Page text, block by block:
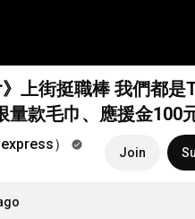
》上街挺職棒 我們都
量款毛巾、應援金
） Join